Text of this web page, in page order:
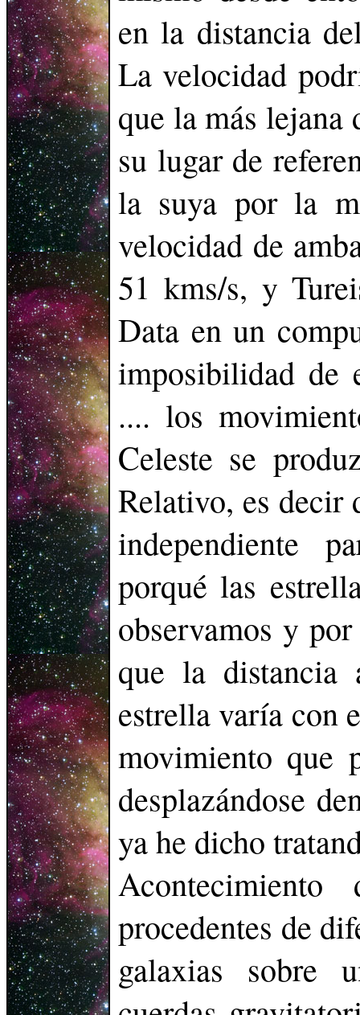
en la distancia
La velocidad
que la más lejana
su lugar de
la suya por la
velocidad de
51 kms/s, y
Data en un
imposibilidad de
.... los
Celeste se
Relativo, es decir
independiente
porqué las
observamos y
que la
estrella varía con
movimiento que
desplazándose
ya he dicho
procedentes de
galaxias sobre